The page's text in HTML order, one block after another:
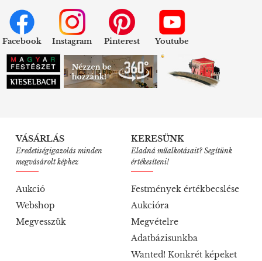
Facebook Instagram Pinterest Youtube
VÁSÁRLÁS
Eredetiségigazolás minden
megvásárolt képhez
Aukció
Webshop
Megvesszük
KERESÜNK
Eladná műalkotásait? Segítünk
értékesíteni!
Festmények értékbecslése
Aukcióra
Megvételre
Adatbázisunkba
Wanted! Konkrét képeket